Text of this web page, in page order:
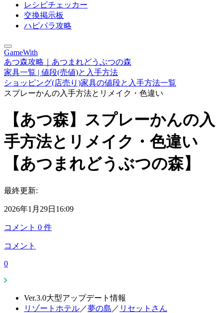
レシピチェッカー
交換掲示板
ハピパラ攻略
GameWith
あつ森攻略｜あつまれどうぶつの森
家具一覧 | 値段(売値)と入手方法
ショッピング(店売り)家具の値段と入手方法一覧
スプレーかんの入手方法とリメイク・色違い
【あつ森】スプレーかんの入
手方法とリメイク・色違い
【あつまれどうぶつの森】
最終更新:
2026年1月29日16:09
コメント 0 件
コメント
0
Ver.3.0大型アップデート情報
リゾートホテル／夢の島 ／ リセットさん